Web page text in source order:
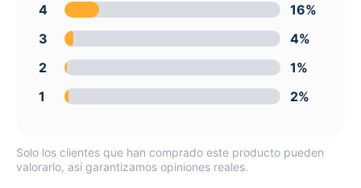
4
16%
3
4%
2
1%
1
2%
Solo los clientes que han comprado este producto pueden
valorarlo, así garantizamos opiniones reales.